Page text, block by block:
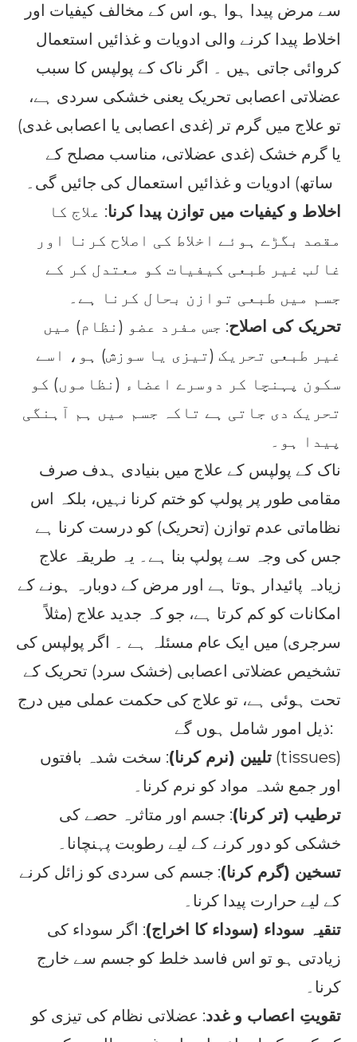
سے مرض پیدا ہوا ہو، اس کے مخالف کیفیات اور
اخلاط پیدا کرنے والی ادویات و غذائیں استعمال
کروائی جاتی ہیں ۔ اگر ناک کے پولپس کا سبب
عضلاتی اعصابی تحریک یعنی خشکی سردی ہے،
تو علاج میں گرم تر (غدی اعصابی یا اعصابی غدی)
یا گرم خشک (غدی عضلاتی، مناسب مصلح کے
اخلاط و کیفیات میں توازن پیدا کرنا: علاج کا
مقصد بگڑے ہوئے اخلاط کی اصلاح کرنا اور
غالب غیر طبعی کیفیات کو معتدل کر کے
جسم میں طبعی توازن بحال کرنا ہے۔
تحریک کی اصلاح: جس مفرد عضو (نظام) میں
غیر طبعی تحریک (تیزی یا سوزش) ہو، اسے
سکون پہنچا کر دوسرے اعضاء (نظاموں) کو
تحریک دی جاتی ہے تاکہ جسم میں ہم آہنگی
پیدا ہو۔
ناک کے پولپس کے علاج میں بنیادی ہدف صرف
مقامی طور پر پولپ کو ختم کرنا نہیں، بلکہ اس
نظاماتی عدم توازن (تحریک) کو درست کرنا ہے
جس کی وجہ سے پولپ بنا ہے۔ یہ طریقہ علاج
زیادہ پائیدار ہوتا ہے اور مرض کے دوبارہ ہونے کے
امکانات کو کم کرتا ہے، جو کہ جدید علاج (مثلاً
سرجری) میں ایک عام مسئلہ ہے ۔ اگر پولپس کی
تشخیص عضلاتی اعصابی (خشک سرد) تحریک کے
تحت ہوئی ہے، تو علاج کی حکمت عملی میں درج
ذیل امور شامل ہوں گے:
تلیین (نرم کرنا): سخت شدہ بافتوں (tissues)
اور جمع شدہ مواد کو نرم کرنا۔
ترطیب (تر کرنا): جسم اور متاثرہ حصے کی
خشکی کو دور کرنے کے لیے رطوبت پہنچانا۔
تسخین (گرم کرنا): جسم کی سردی کو زائل کرنے
کے لیے حرارت پیدا کرنا۔
تنقیہ سوداء (سوداء کا اخراج): اگر سوداء کی
زیادتی ہو تو اس فاسد خلط کو جسم سے خارج
کرنا۔
تقویتِ اعصاب و غدد: عضلاتی نظام کی تیزی کو